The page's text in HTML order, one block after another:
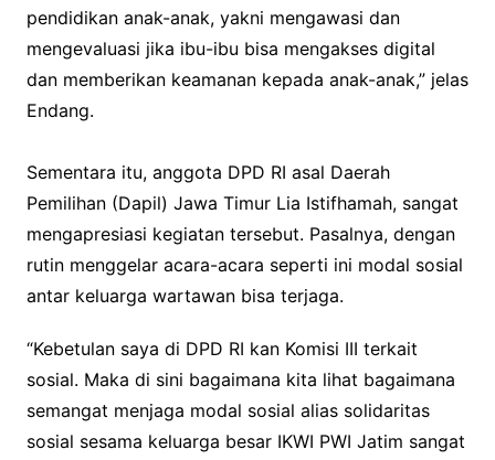
pendidikan anak-anak, yakni mengawasi dan
mengevaluasi jika ibu-ibu bisa mengakses digital
dan memberikan keamanan kepada anak-anak,” jelas
Endang.
Sementara itu, anggota DPD RI asal Daerah
Pemilihan (Dapil) Jawa Timur Lia Istifhamah, sangat
mengapresiasi kegiatan tersebut. Pasalnya, dengan
rutin menggelar acara-acara seperti ini modal sosial
antar keluarga wartawan bisa terjaga.
“Kebetulan saya di DPD RI kan Komisi III terkait
sosial. Maka di sini bagaimana kita lihat bagaimana
semangat menjaga modal sosial alias solidaritas
sosial sesama keluarga besar IKWI PWI Jatim sangat